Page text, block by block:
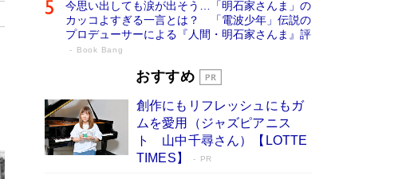
今思い出しても涙が出そう…「明石家さんま」の
カッコよすぎる一言とは？ 「電波少年」伝説の
プロデューサーによる『人間・明石家さんま』評
Book Bang
「宇宙兄弟」最終46巻がベストセラー1
物語に幕 特装版には「宇宙で描かれたマ
ンガ」も収録
Book Bang
美輪明宏 晩年の回答を集めた『ほほえんで生き
るための人生相談』がランクイン［エンターテイ
おすすめ
創作にもリフレッシュにもガ
ムを愛用（ジャズピアニス
ト 山中千尋さん）【LOTTE
TIMES】
PR